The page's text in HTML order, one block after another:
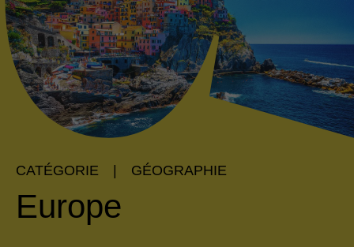
CATÉGORIE GÉOGRAPHIE
Europe